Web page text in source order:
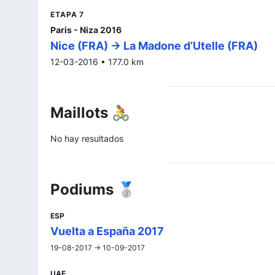
ETAPA 7
Paris - Niza 2016
Nice (FRA) -> La Madone d’Utelle (FRA)
12-03-2016 • 177.0 km
Maillots 🚴
No hay resultados
Podiums 🥈
ESP
Vuelta a España 2017
19-08-2017 -> 10-09-2017